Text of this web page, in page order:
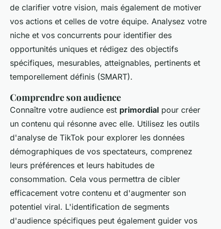
de clarifier votre vision, mais également de motiver
vos actions et celles de votre équipe. Analysez votre
niche et vos concurrents pour identifier des
opportunités uniques et rédigez des objectifs
spécifiques, mesurables, atteignables, pertinents et
temporellement définis (SMART).
Comprendre son audience
Connaître votre audience est primordial pour créer
un contenu qui résonne avec elle. Utilisez les outils
d'analyse de TikTok pour explorer les données
démographiques de vos spectateurs, comprenez
leurs préférences et leurs habitudes de
consommation. Cela vous permettra de cibler
efficacement votre contenu et d'augmenter son
potentiel viral. L'identification de segments
d'audience spécifiques peut également guider vos